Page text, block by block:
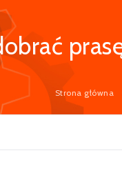
Strona główna